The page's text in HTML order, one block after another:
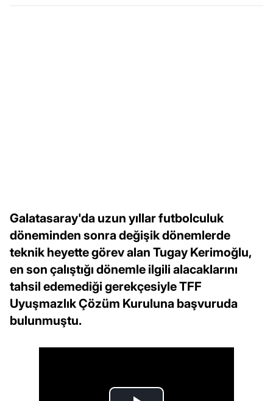
Galatasaray'da uzun yıllar futbolculuk
döneminden sonra değişik dönemlerde
teknik heyette görev alan Tugay Kerimoğlu,
en son çalıştığı dönemle ilgili alacaklarını
tahsil edemediği gerekçesiyle TFF
Uyuşmazlık Çözüm Kuruluna başvuruda
bulunmuştu.